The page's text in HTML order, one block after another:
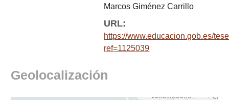
Marcos Giménez Carrillo
URL:
https://www.educacion.gob.es/
ref=1125039
Geolocalización